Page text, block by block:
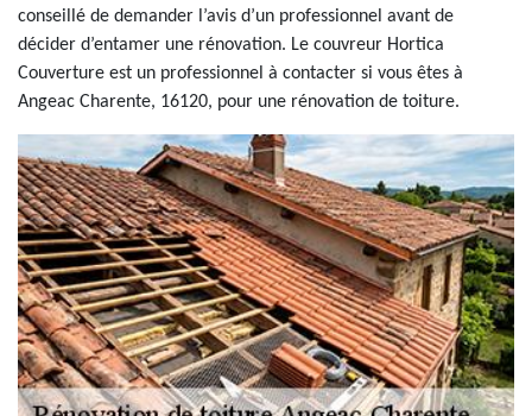
conseillé de demander l’avis d’un professionnel avant de
décider d’entamer une rénovation. Le couvreur Hortica
Couverture est un professionnel à contacter si vous êtes à
Angeac Charente, 16120, pour une rénovation de toiture.